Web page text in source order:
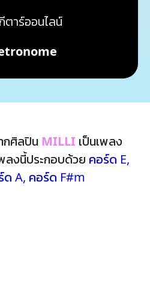
ตาร์ออนไลน์
กศิลปิน MILLI เป็นเพลง
ลงนี้ประกอบด้วย คอร์ด E,
ด A, คอร์ด F#m